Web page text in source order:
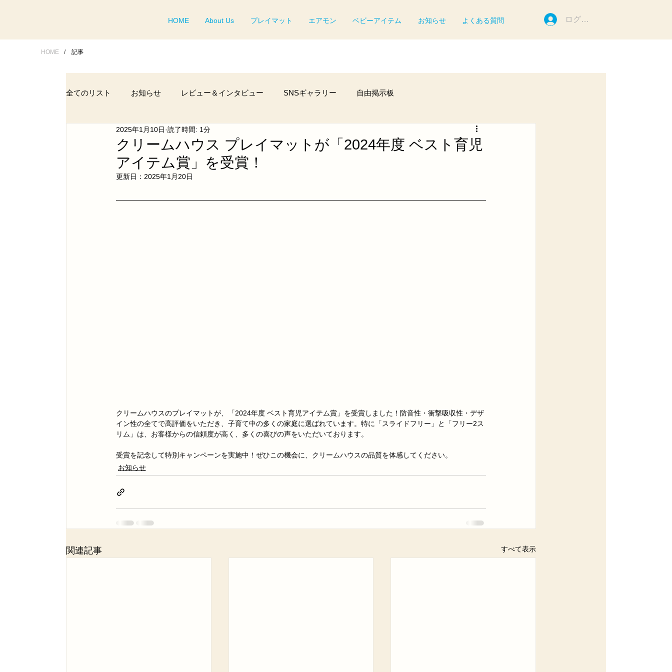
HOME About Us プレイマット エアモン ベビーアイテム お知らせ よくある質問 ログイン
全てのリスト お知らせ レビュー＆インタビュー SNSギャラリー 自由掲示板
クリームハウス プレイマットが「2024年度 ベスト育児
アイテム賞」を受賞！
2025年1月10日 読了時間: 1分
更新日： 2025年1月20日
クリームハウスのプレイマットが、「2024年度 ベスト育児アイテム賞」を受賞しました！防音性・衝撃吸収性・デザ
イン性の全てで高評価をいただき、子育て中の多くの家庭に選ばれています。特に「スライドフリー」と「フリー2ス
リム」は、お客様からの信頼度が高く、多くの喜びの声をいただいております。
受賞を記念して特別キャンペーンを実施中！ぜひこの機会に、クリームハウスの品質を体感してください。
お知らせ
関連記事 すべて表示
HOME / 記事